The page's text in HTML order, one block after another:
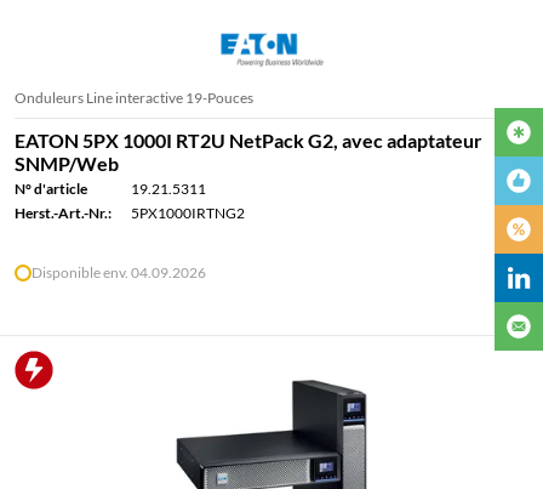
Onduleurs Line interactive 19-Pouces
EATON 5PX 1000I RT2U NetPack G2, avec adaptateur
SNMP/Web
N° d'article
19.21.5311
Herst.-Art.-Nr.:
5PX1000IRTNG2
Disponible env. 04.09.2026